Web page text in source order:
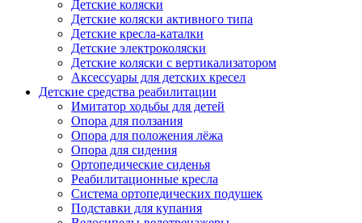
Детские коляски
Детские коляски активного типа
Детские кресла-каталки
Детские электроколяски
Детские коляски с вертикализатором
Аксессуары для детских кресел
Детские средства реабилитации
Имитатор ходьбы для детей
Опора для ползания
Опора для положения лёжа
Опора для сидения
Ортопедические сиденья
Реабилитационные кресла
Система ортопедических подушек
Подставки для купания